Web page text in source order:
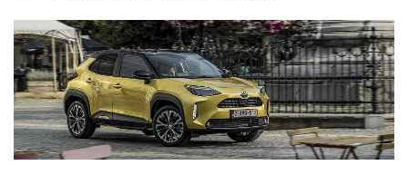
Mirai
WATERSTOF-ELEKTRISCH
Proace City (excl. BTW)
OOK ALS BATTERIJ-
ELEKTRISCH